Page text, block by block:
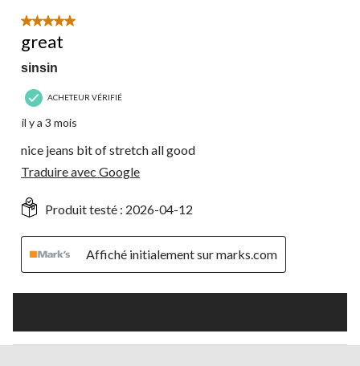
5 étoile(s) sur 5.
great
sinsin
ACHETEUR VÉRIFIÉ
il y a 3 mois
nice jeans bit of stretch all good
Traduire avec Google
Produit testé : 2026-04-12
Affiché initialement sur marks.com